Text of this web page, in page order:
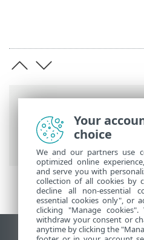
ESET tiešsaistes
ESET HOME ievads
>
Your
choice
We and our partners use
optimized online
and serve you with
collection of all cookies by
decline all non-essential
essential cookies only", or
clicking "Manage
withdraw your consent or
anytime by clicking the